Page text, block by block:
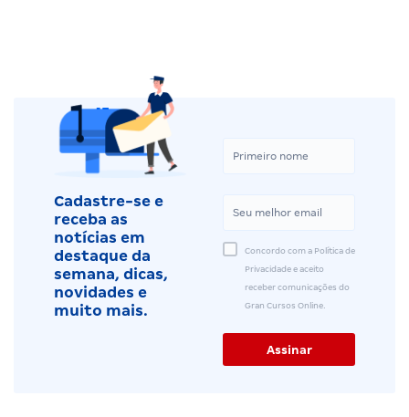
Cadastre-se e
receba as
notícias em
destaque da
semana, dicas,
novidades e
muito mais.
Concordo com a Política de
Privacidade e aceito
receber comunicações do
Gran Cursos Online.